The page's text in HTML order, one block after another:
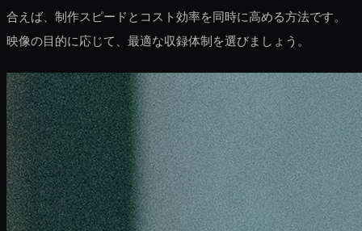
合えば、制作スピードとコスト効率を同時に高める方法です。
映像の目的に応じて、最適な収録体制を選びましょう。